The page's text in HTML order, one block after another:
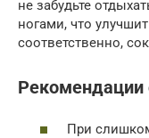
не забудьте
ногами, что
соответственно,
Рекомендации
При